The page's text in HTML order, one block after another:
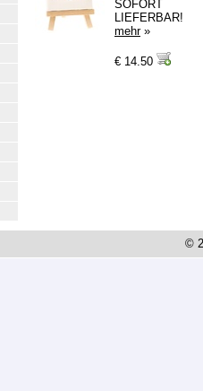
SOFORT
LIEFERBAR!
mehr»
€ 14.50
©